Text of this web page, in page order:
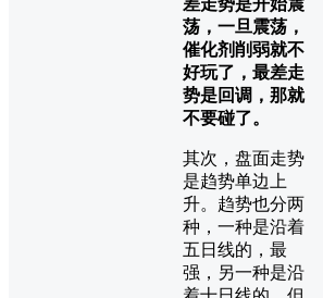
荡，一旦震荡，
催化剂削弱就不
好玩了，最差走
势是回调，那就
不要碰了。
其次，盘面走势
是趋势单边上
升。趋势也分两
种，一种是沿着
五日线的，最
强，另一种是沿